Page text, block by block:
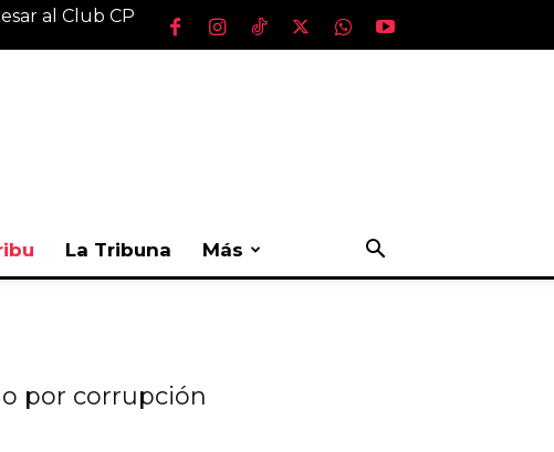
al Club CP
La Tribuna Más
por corrupción